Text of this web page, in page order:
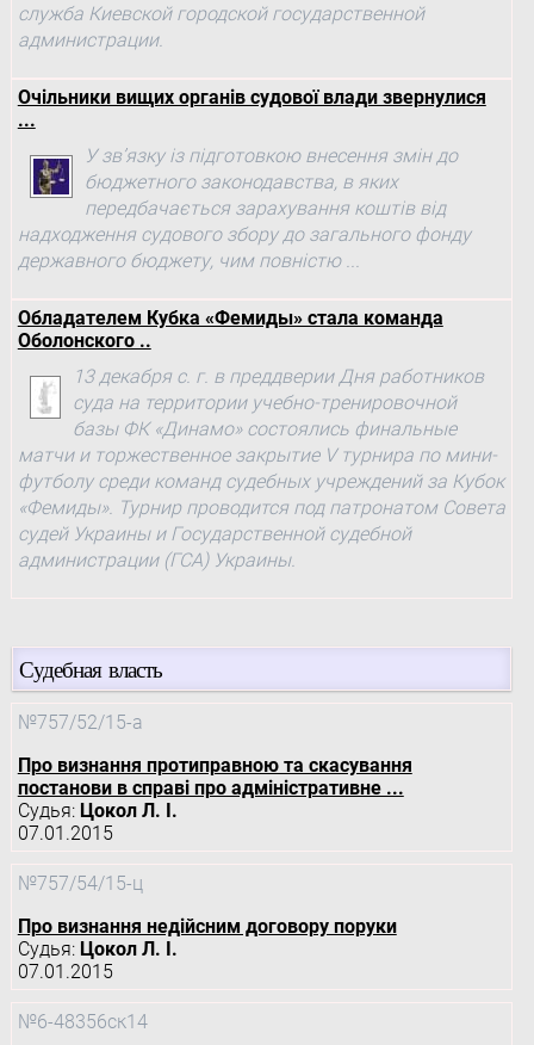
служба Киевской городской государственной
администрации.
Очільники вищих органів судової влади звернулися
...
У зв’язку із підготовкою внесення змін до
бюджетного законодавства, в яких
передбачається зарахування коштів від
надходження судового збору до загального фонду
державного бюджету, чим повністю ...
Обладателем Кубка «Фемиды» стала команда
Оболонского ..
13 декабря с. г. в преддверии Дня работников
суда на территории учебно-тренировочной
базы ФК «Динамо» состоялись финальные
матчи и торжественное закрытие V турнира по мини-
футболу среди команд судебных учреждений за Кубок
«Фемиды». Турнир проводится под патронатом Совета
судей Украины и Государственной судебной
администрации (ГСА) Украины.
Судебная власть
№757/52/15-а
Про визнання протиправною та скасування
постанови в справі про адміністративне ...
Судья: Цокол Л. І.
07.01.2015
№757/54/15-ц
Про визнання недійсним договору поруки
Судья: Цокол Л. І.
07.01.2015
№6-48356ск14